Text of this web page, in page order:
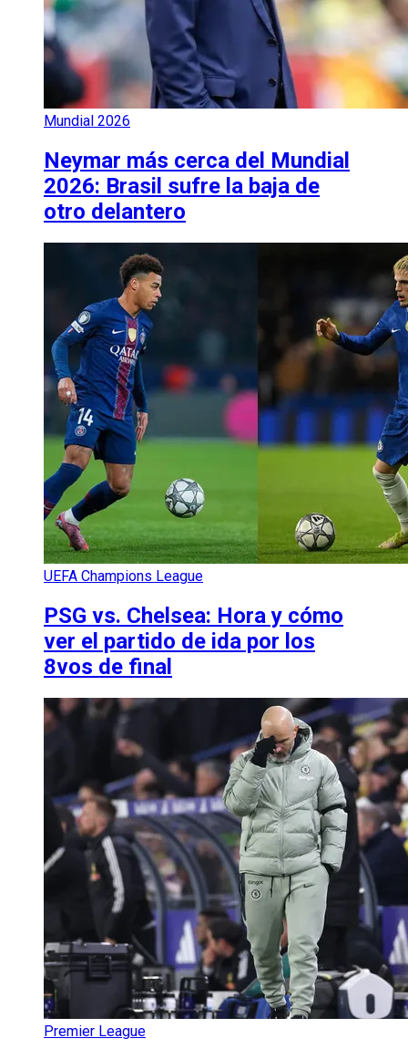
Mundial 2026
Neymar más cerca del Mundial
2026: Brasil sufre la baja de
otro delantero
UEFA Champions League
PSG vs. Chelsea: Hora y cómo
ver el partido de ida por los
8vos de final
Premier League